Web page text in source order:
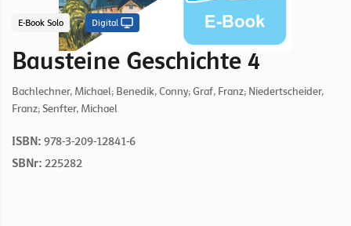
E-Book Solo Digital
Bausteine Geschichte 4
Bachlechner, Michael; Benedik, Conny; Graf, Franz; Niedertscheider,
Franz; Senfter, Michael
ISBN: 978-3-209-12841-6
SBNr: 225282